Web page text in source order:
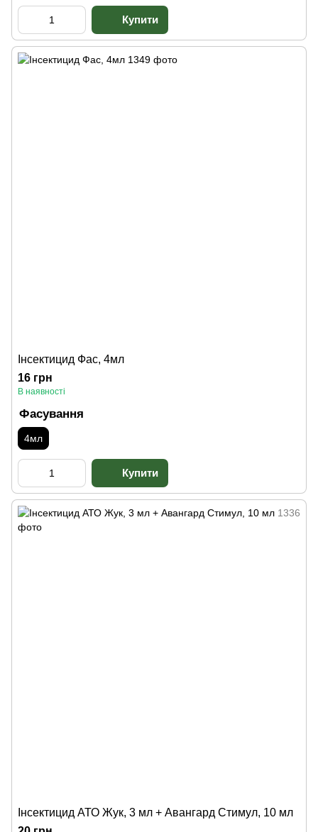
Інсектицид Фас, 4мл
16 грн
В наявності
Фасування
4мл
Інсектицид АТО Жук, 3 мл + Авангард Стимул, 10 мл